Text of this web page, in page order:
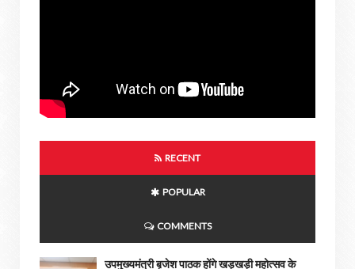
RECENT
POPULAR
COMMENTS
उपमुख्यमंत्री बृजेश पाठक होंगे खड़खड़ी महोत्सव के